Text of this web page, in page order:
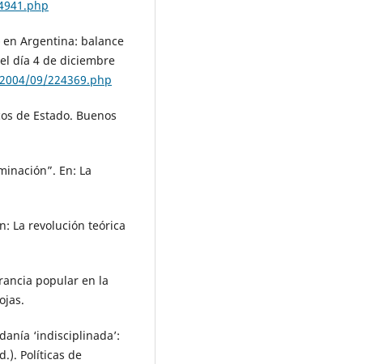
en Argentina: balance
día 4 de diciembre
09/224369.php
de Estado. Buenos
En: La
La revolución teórica
popular en la
‘indisciplinada’:
Políticas de